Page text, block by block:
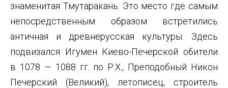
знаменитая Тмутаракань. Это место где самым
непосредственным образом встретились
античная и древнерусская культуры. Здесь
подвизался Игумен Киево-Печерской обители
в 1078 — 1088 гг. по Р.Х., Преподобный Никон
Печерский (Великий), летописец, строитель